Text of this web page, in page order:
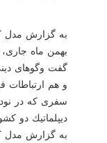
بهمن ماه
گفت وگوهای
و هم ارتباطات
سفری كه در
دیپلماتیك دو
به گزارش مدل